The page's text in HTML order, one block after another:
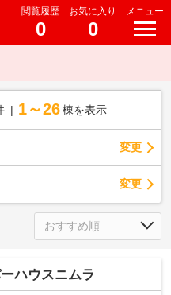
閲覧履歴
0
お気に入り
0
メニュー
1～26 棟を表示
変更
変更
ハウスニムラ